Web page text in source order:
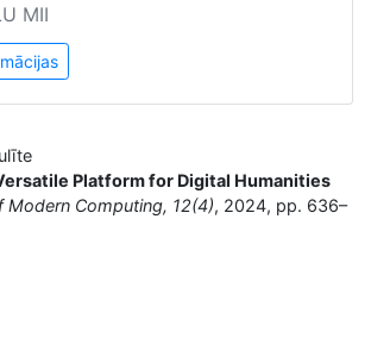
MII
Platform for Digital Humanities
Modern Computing, 12(4), 2024, pp. 636–